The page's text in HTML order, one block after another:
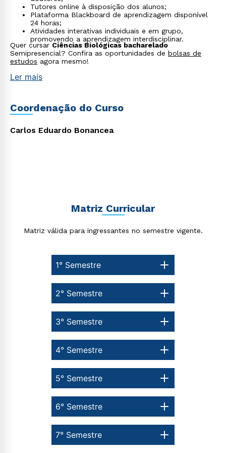
Tutores online à disposição dos alunos;
Plataforma Blackboard de aprendizagem disponível
24 horas;
Atividades interativas individuais e em grupo,
promovendo a aprendizagem interdisciplinar.
Quer cursar Ciências Biológicas bacharelado
Semipresencial? Confira as oportunidades de bolsas de
estudos agora mesmo!
Ler mais
Coordenação do Curso
Carlos Eduardo Bonancea
Matriz Curricular
Matriz válida para ingressantes no semestre vigente.
1° Semestre
7° Semestre
6° Semestre
5° Semestre
4° Semestre
3° Semestre
2° Semestre
Rápido e fácil
WhatsApp